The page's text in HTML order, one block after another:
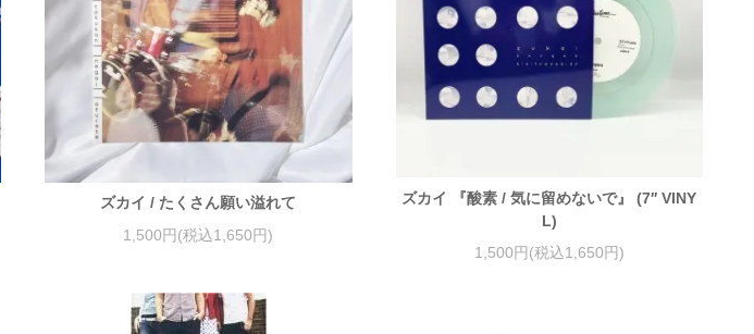
ズカイ / たくさん願い溢れて
1,500円(税込1,650円)
ズカイ 『酸素 / 気に留めないで』 (7′′ VINY
L)
1,500円(税込1,650円)